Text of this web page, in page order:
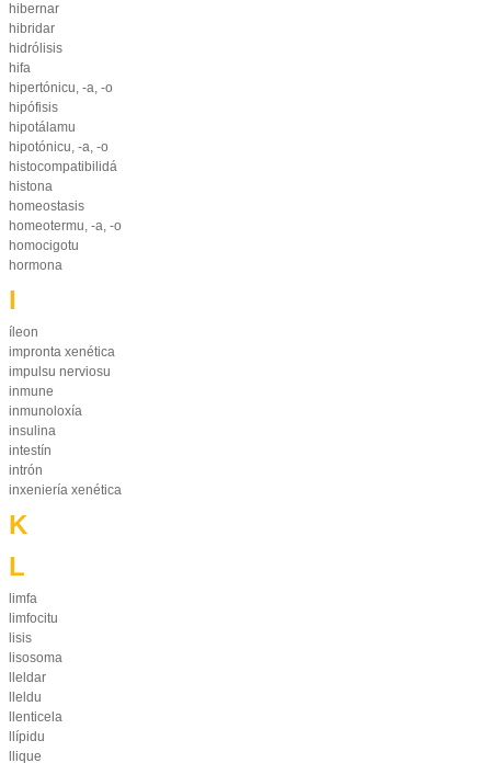
hibernar
hibridar
hidrólisis
hifa
hipertónicu, -a, -o
hipófisis
hipotálamu
hipotónicu, -a, -o
histocompatibilidá
histona
homeostasis
homeotermu, -a, -o
homocigotu
hormona
I
íleon
impronta xenética
impulsu nerviosu
inmune
inmunoloxía
insulina
intestín
intrón
inxeniería xenética
K
L
limfa
limfocitu
lisis
lisosoma
lleldar
lleldu
llenticela
llípidu
llique